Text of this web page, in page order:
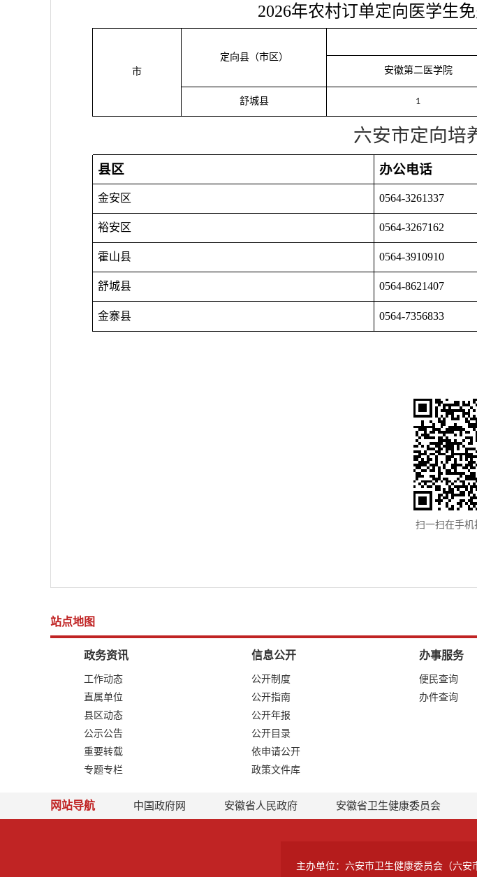
2026年农村订单定向医学生
市
定向县（市区）
安徽第二医学院
舒城县 1
六安市定向培
县区 办公电话
金安区 0564-3261337
裕安区 0564-3267162
霍山县 0564-3910910
舒城县 0564-8621407
金寨县 0564-7356833
扫一扫在手机
站点地图
政务资讯
工作动态
直属单位
县区动态
公示公告
重要转载
专题专栏
信息公开
公开制度
公开指南
公开年报
公开目录
依申请公开
政策文件库
办事服务
便民查询
办件查询
网站导航 中国政府网 安徽省人民政府 安徽省卫生健康委员会
主办单位：六安市卫生健康委员会（六安